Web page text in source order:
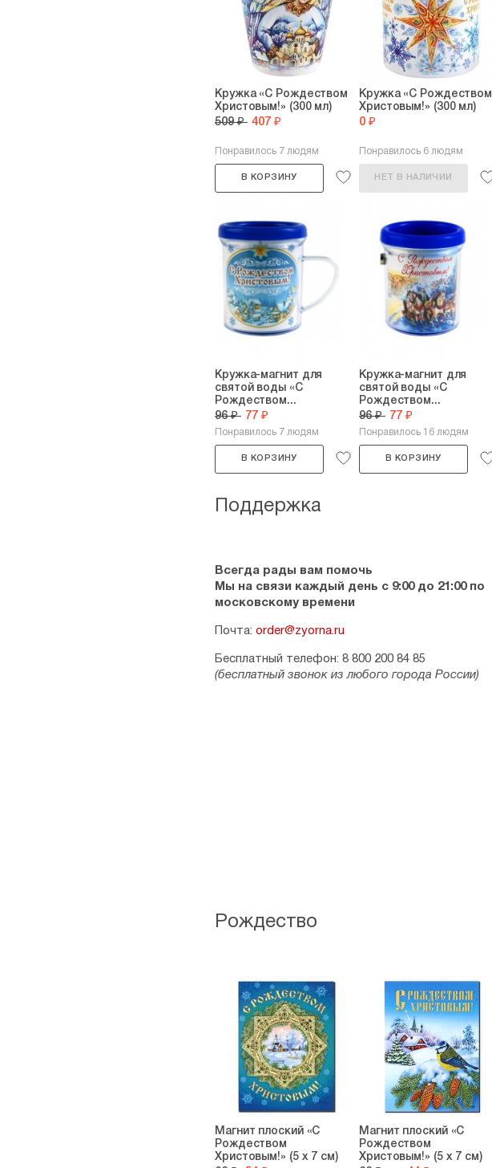
Кружка «С Рождеством
Христовым!» (300 мл)
509 ₽ 407 ₽
Понравилось 7 людям
В КОРЗИНУ
Кружка «С Рождеством
Христовым!» (300 мл)
0 ₽
Понравилось 6 людям
НЕТ В НАЛИЧИИ
Кружка-магнит для
святой воды «С
Рождеством...
96 ₽ 77 ₽
Понравилось 7 людям
В КОРЗИНУ
Кружка-магнит для
святой воды «С
Рождеством...
96 ₽ 77 ₽
Понравилось 16 людям
В КОРЗИНУ
Поддержка
Всегда рады вам помочь
Мы на связи каждый день с 9:00 до 21:00 по
московскому времени
Почта: order@zyorna.ru
Бесплатный телефон: 8 800 200 84 85
(бесплатный звонок из любого города России)
Рождество
Магнит плоский «С
Рождеством
Христовым!» (5 х 7 см)
Магнит плоский «С
Рождеством
Христовым!» (5 х 7 см)